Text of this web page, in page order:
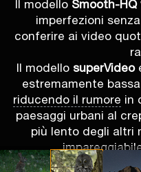
Il modello Smooth-HQ
imperfezioni
conferire ai video
Il modello superVideo
estremamente
riducendo il rumore in
paesaggi urbani al
più lento degli altri